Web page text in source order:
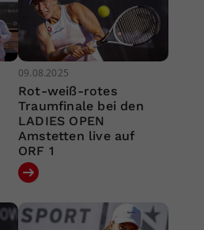
09.08.2025
Rot-weiß-rotes
Traumfinale bei den
LADIES OPEN
Amstetten live auf
ORF 1